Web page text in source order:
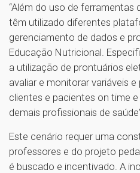
“Além do uso de
têm utilizado diferentes
gerenciamento de dados e
Educação Nutricional.
a utilização de prontuários
avaliar e monitorar variáveis
clientes e pacientes on time
demais profissionais de
Este cenário requer uma
professores e do projeto
é buscado e incentivado. A